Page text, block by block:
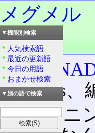
メグメル
読み：メグメル
品詞：固有名詞
enfonius、
オープニ
▼機能別検索
人気検索語
最近の更新語
今日の用語
おまかせ検索
▼別の語で検索